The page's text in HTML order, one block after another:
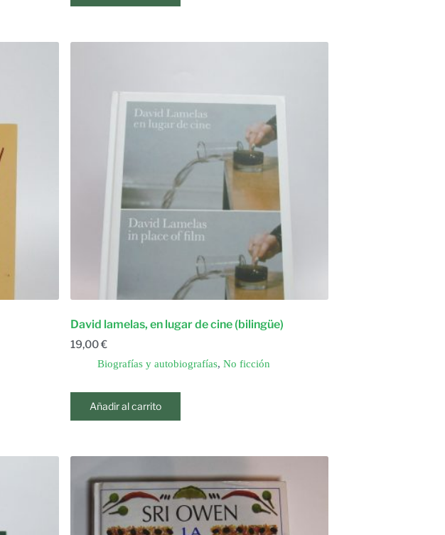
David lamelas, en lugar de cine (bilingüe)
19,00€
Biografías y autobiografías, No ficción
Añadir al carrito